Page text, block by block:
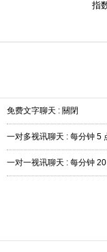
指
免费文字聊天 : 關閉
一对多视讯聊天 : 每分钟 5
一对一视讯聊天 : 每分钟